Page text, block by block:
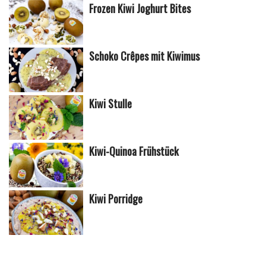
Frozen Kiwi Joghurt Bites
Schoko Crêpes mit Kiwimus
Kiwi Stulle
Kiwi-Quinoa Frühstück
Kiwi Porridge